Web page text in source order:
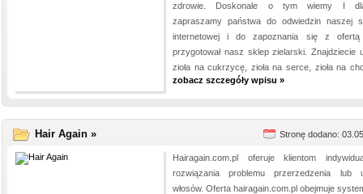
zdrowie. Doskonale o tym wiemy I
zapraszamy państwa do odwiedzin naszej
internetowej i do zapoznania się z ofertą
przygotował nasz sklep zielarski. Znajdziecie
zioła na cukrzycę, zioła na serce, zioła na
zobacz szczegóły wpisu »
Hair Again » Stronę dodano:
Hairagain.com.pl oferuje klientom
rozwiązania problemu przerzedzenia lub
włosów. Oferta hairagain.com.pl obejmuje